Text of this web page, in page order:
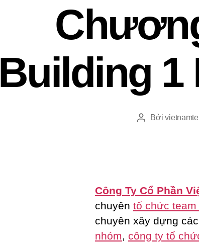
Building 1
TácBởi
Công Ty Cổ Phần
chuyên tổ chức
chuyên xây dựng
nhóm
công ty tổ